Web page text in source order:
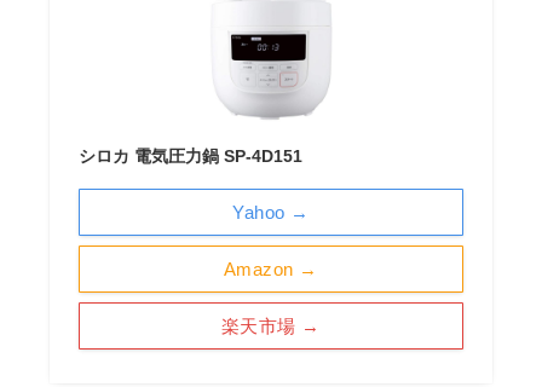
シロカ 電気圧力鍋 SP-4D151
Amazon →
楽天市場 →
Yahoo →